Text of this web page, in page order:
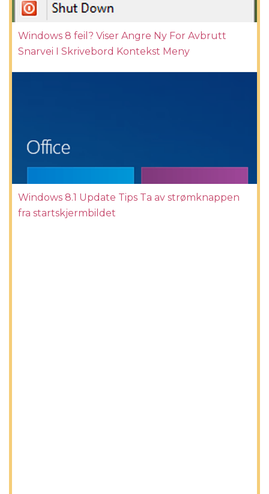
Windows 8 feil? Viser Angre Ny For Avbrutt
Snarvei I Skrivebord Kontekst Meny
Windows 8.1 Update Tips Ta av strømknappen
fra startskjermbildet